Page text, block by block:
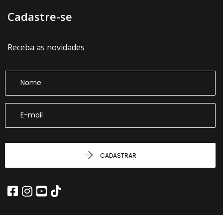
Cadastre-se
Receba as novidades
CADASTRAR